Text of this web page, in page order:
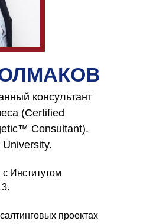
консультант
(Certified
Consultant).
Институтом
проектах